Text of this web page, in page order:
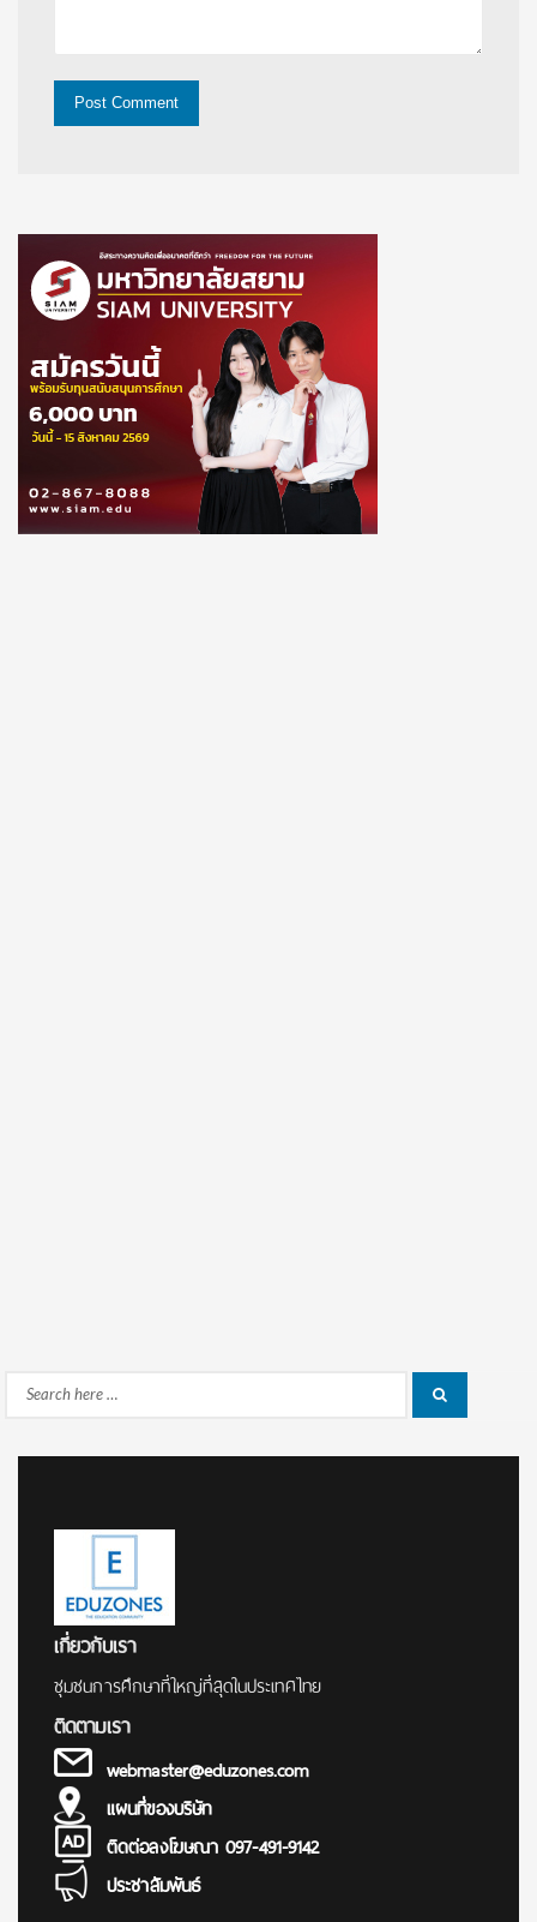
Search
เกี่ยวกับเรา
ชุมชนการศึกษาที่ใหญ่ที่สุดในประเทศไทย
ติดตามเรา
webmaster@eduzones.com
แผนที่ของบริษัท
ติดต่อลงโฆษณา 097-491-9142
ประชาสัมพันธ์